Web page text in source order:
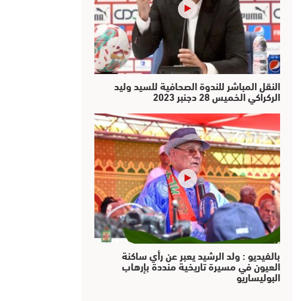
النقل المباشر للندوة الصحافية للسيد وليد
الركراكي الخميس 28 دجنبر 2023
بالفيديو : ولد الرشيد يعبر عن رأي ساكنة
العيون في مسيرة تاريخية منددة بإرهاب
البوليساريو